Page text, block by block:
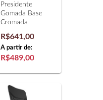
Presidente
Gomada Base
Cromada
R$641,00
A partir de:
R$489,00